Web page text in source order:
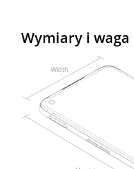
Wymiary i waga